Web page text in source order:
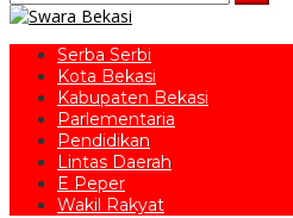
Serba Serbi
Kota Bekasi
Kabupaten Bekasi
Parlementaria
Pendidikan
Lintas Daerah
E Peper
Wakil Rakyat